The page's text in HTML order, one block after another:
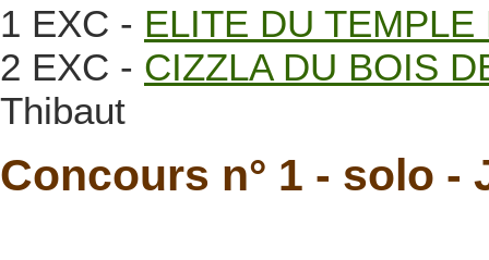
1 EXC - ELITE DU TEMPLE
2 EXC - CIZZLA DU BOIS
Thibaut
Concours n° 1 - solo -